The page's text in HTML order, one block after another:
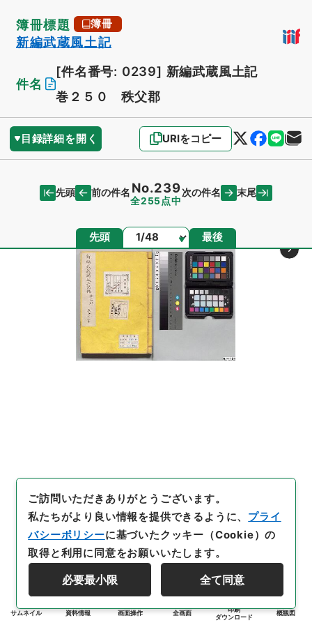
簿冊標題 簿冊
新編武蔵風土記
件名
[件名番号: 0239] 新編武蔵風土記
巻２５０ 秩父郡
目録詳細を開く URIをコピー
先頭 前の件名 No.239
全255点中
次の件名 末尾
先頭 ページ 最後
サムネイル 資料情報 画面操作 全画面
印刷
ダウンロード
概観図
ご訪問いただきありがとうございます。
私たちがより良い情報を提供できるように、 プライ
バシーポリシーに基づいたクッキー（Cookie）の
取得と利用に同意をお願いいたします。
必要最小限 全て同意